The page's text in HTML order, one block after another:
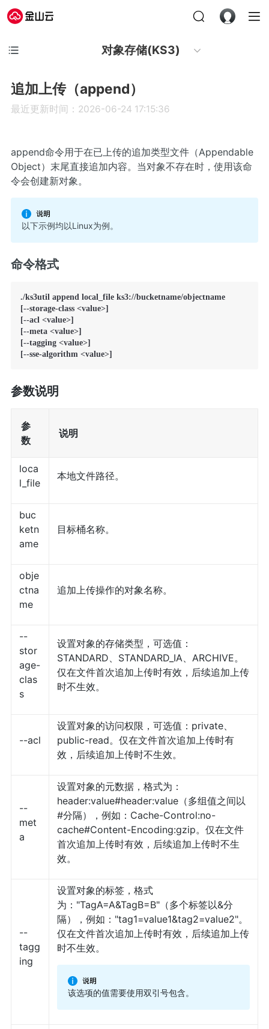
对象存储(KS3)
追加上传（append）
最近更新时间：2026-06-24 17:15:36
append命令用于在已上传的追加类型文件（Appendable
Object）末尾直接追加内容。当对象不存在时，使用该命
令会创建新对象。
以下示例均以Linux为例。
命令格式
./ks3util append local_file ks3://bucketname/objectname
[--storage-class <value>]
[--acl <value>]
[--meta <value>]
[--tagging <value>]
[--sse-algorithm <value>]
参数说明
参
数
说明
loca
l_file
本地文件路径。
buc
ketn
ame
目标桶名称。
obje
ctna
me
追加上传操作的对象名称。
--
stor
age-
clas
s
设置对象的存储类型，可选值：
STANDARD、STANDARD_IA、ARCHIVE。
仅在文件首次追加上传时有效，后续追加上传
时不生效。
--acl
设置对象的访问权限，可选值：private、
public-read。仅在文件首次追加上传时有
效，后续追加上传时不生效。
--
met
a
设置对象的元数据，格式为：
header:value#header:value（多组值之间以
#分隔），例如：Cache-Control:no-
cache#Content-Encoding:gzip。仅在文件
首次追加上传时有效，后续追加上传时不生
效。
--
tagg
ing
设置对象的标签，格式
为："TagA=A&TagB=B"（多个标签以&分
隔），例如："tag1=value1&tag2=value2"。
仅在文件首次追加上传时有效，后续追加上传
时不生效。
该选项的值需要使用双引号包含。